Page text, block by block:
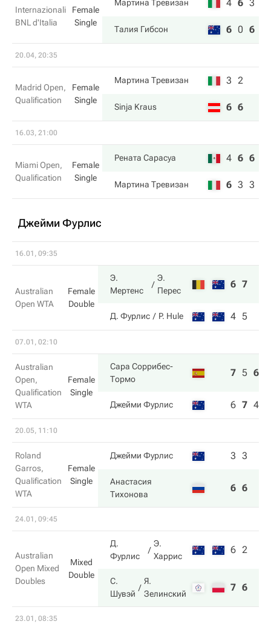
Internazionali
BNL d'Italia
Female
Single
Мартина Тревизан 4 6 3
Талия Гибсон 6 0 6
20.04, 20:35
Madrid Open,
Qualification
Female
Single
Мартина Тревизан 3 2
Sinja Kraus 6 6
16.03, 21:00
Miami Open,
Qualification
Female
Single
Рената Сарасуа 4 6 6
Мартина Тревизан 6 3 3
Джейми Фурлис
16.01, 09:35
Australian
Open WTA
Female
Double
Э.
Мертенс
Э.
Перес
6 7
Д. Фурлис P. Hule 4 5
07.01, 02:10
Australian
Open,
Qualification
WTA
Female
Single
Сара Соррибес-
Тормо
7 5 6
Джейми Фурлис 6 7 4
20.05, 11:10
Roland
Garros,
Qualification
WTA
Female
Single
Джейми Фурлис 3 3
Анастасия
Тихонова
6 6
24.01, 09:45
Australian
Open Mixed
Doubles
Mixed
Double
Д.
Фурлис
Э.
Харрис
6 2
С.
Шувэй
Я.
Зелинский
7 6
23.01, 08:35